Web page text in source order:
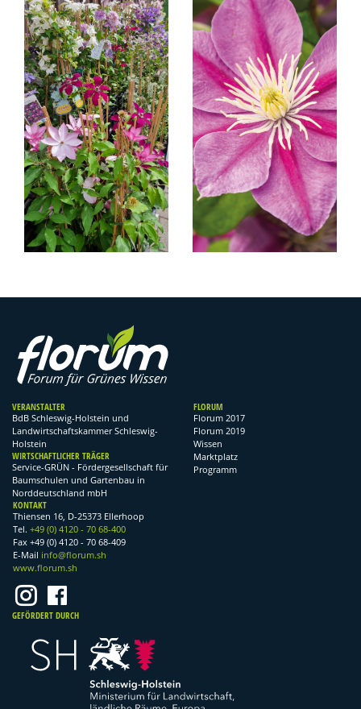
VERANSTALTER
BdB Schleswig-Holstein und
Landwirtschaftskammer Schleswig-
Holstein
WIRTSCHAFTLICHER TRÄGER
Service-GRÜN - Fördergesellschaft für
Baumschulen und Gartenbau in
Norddeutschland mbH
FLORUM
Florum 2017
Florum 2019
Wissen
Marktplatz
Programm
KONTAKT
Thiensen 16, D-25373 Ellerhoop
Tel. +49 (0) 4120 - 70 68-400
Fax +49 (0) 4120 - 70 68-409
E-Mail info@florum.sh
www.florum.sh
GEFÖRDERT DURCH